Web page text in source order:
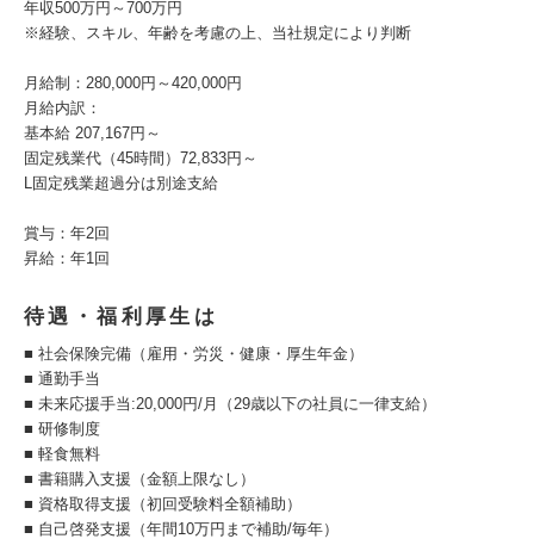
年収500万円～700万円
※経験、スキル、年齢を考慮の上、当社規定により判断
月給制：280,000円～420,000円
月給内訳：
基本給 207,167円～
固定残業代（45時間）72,833円～
L固定残業超過分は別途支給
賞与：年2回
昇給：年1回
待遇・福利厚生は
■ 社会保険完備（雇用・労災・健康・厚生年金）
■ 通勤手当
■ 未来応援手当:20,000円/月（29歳以下の社員に一律支給）
■ 研修制度
■ 軽食無料
■ 書籍購入支援（金額上限なし）
■ 資格取得支援（初回受験料全額補助）
■ 自己啓発支援（年間10万円まで補助/毎年）